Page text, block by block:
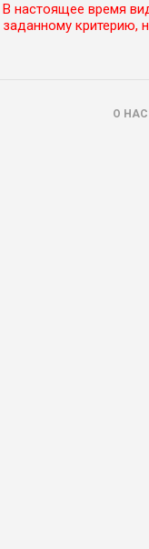
В настоящее время
заданному критерию,
О НАС